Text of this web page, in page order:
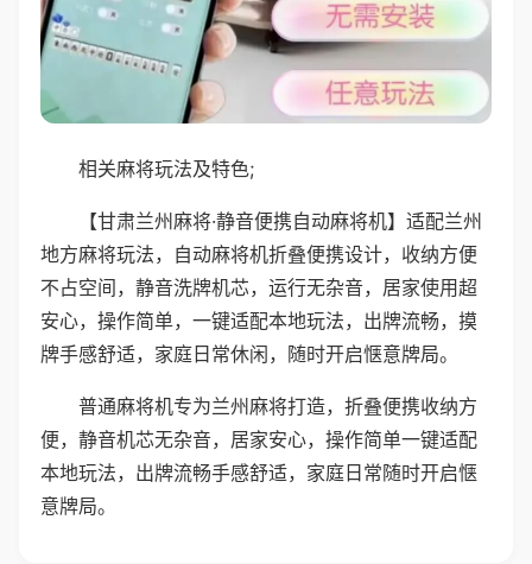
相关麻将玩法及特色;
【甘肃兰州麻将·静音便携自动麻将机】适配兰州
地方麻将玩法，自动麻将机折叠便携设计，收纳方便
不占空间，静音洗牌机芯，运行无杂音，居家使用超
安心，操作简单，一键适配本地玩法，出牌流畅，摸
牌手感舒适，家庭日常休闲，随时开启惬意牌局。
普通麻将机专为兰州麻将打造，折叠便携收纳方
便，静音机芯无杂音，居家安心，操作简单一键适配
本地玩法，出牌流畅手感舒适，家庭日常随时开启惬
意牌局。